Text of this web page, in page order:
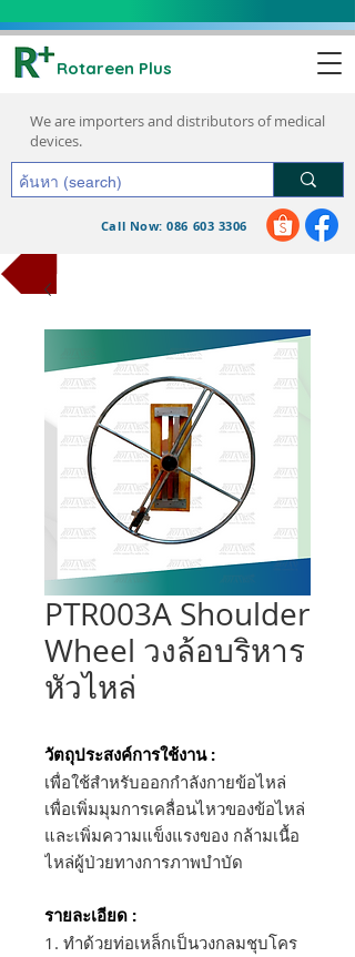
Rotareen Plus
We are importers and distributors of medical
devices.
Call Now: 086 603 3306
PTR003A Shoulder
Wheel วงล้อบริหาร
หัวไหล่
วัตถุประสงค์การใช้งาน :
เพื่อใช้สำหรับออกกำลังกายข้อไหล่
เพื่อเพิ่มมุมการเคลื่อนไหวของข้อไหล่
และเพิ่มความแข็งแรงของ กล้ามเนื้อ
ไหล่ผู้ป่วยทางการภาพบำบัด
รายละเอียด :
1. ทำด้วยท่อเหล็กเป็นวงกลมชุบโคร